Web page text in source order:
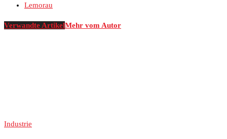
Lemorau
Verwandte ArtikelMehr vom Autor
Industrie